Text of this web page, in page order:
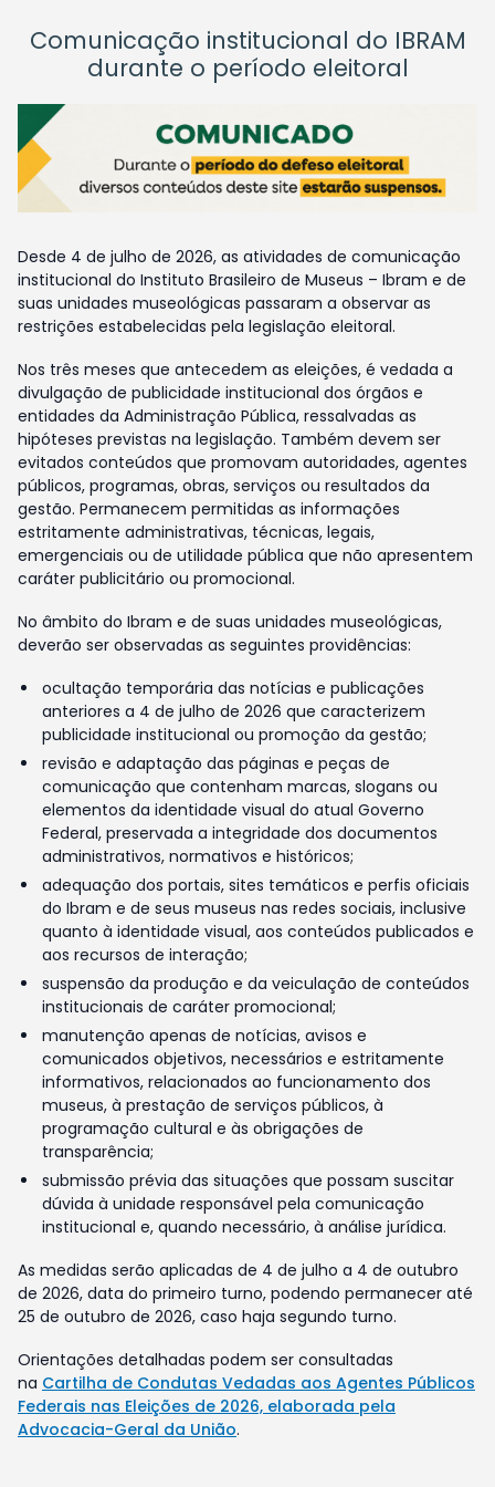
Comunicação institucional do IBRAM
durante o período eleitoral
Desde 4 de julho de 2026, as atividades de comunicação
institucional do Instituto Brasileiro de Museus – Ibram e de
suas unidades museológicas passaram a observar as
restrições estabelecidas pela legislação eleitoral.
Nos três meses que antecedem as eleições, é vedada a
divulgação de publicidade institucional dos órgãos e
entidades da Administração Pública, ressalvadas as
hipóteses previstas na legislação. Também devem ser
evitados conteúdos que promovam autoridades, agentes
públicos, programas, obras, serviços ou resultados da
gestão. Permanecem permitidas as informações
estritamente administrativas, técnicas, legais,
emergenciais ou de utilidade pública que não apresentem
caráter publicitário ou promocional.
No âmbito do Ibram e de suas unidades museológicas,
deverão ser observadas as seguintes providências:
ocultação temporária das notícias e publicações
anteriores a 4 de julho de 2026 que caracterizem
publicidade institucional ou promoção da gestão;
revisão e adaptação das páginas e peças de
comunicação que contenham marcas, slogans ou
elementos da identidade visual do atual Governo
Federal, preservada a integridade dos documentos
administrativos, normativos e históricos;
adequação dos portais, sites temáticos e perfis oficiais
do Ibram e de seus museus nas redes sociais, inclusive
quanto à identidade visual, aos conteúdos publicados e
aos recursos de interação;
suspensão da produção e da veiculação de conteúdos
institucionais de caráter promocional;
manutenção apenas de notícias, avisos e
comunicados objetivos, necessários e estritamente
informativos, relacionados ao funcionamento dos
museus, à prestação de serviços públicos, à
programação cultural e às obrigações de
transparência;
submissão prévia das situações que possam suscitar
dúvida à unidade responsável pela comunicação
institucional e, quando necessário, à análise jurídica.
As medidas serão aplicadas de 4 de julho a 4 de outubro
de 2026, data do primeiro turno, podendo permanecer até
25 de outubro de 2026, caso haja segundo turno.
Orientações detalhadas podem ser consultadas
na Cartilha de Condutas Vedadas aos Agentes Públicos
Federais nas Eleições de 2026, elaborada pela
Advocacia-Geral da União.